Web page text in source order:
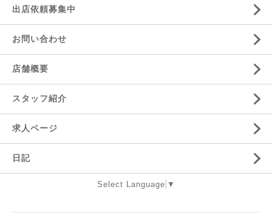
出店依頼募集中
お問い合わせ
店舗概要
スタッフ紹介
求人ページ
日記
Select Language ▼